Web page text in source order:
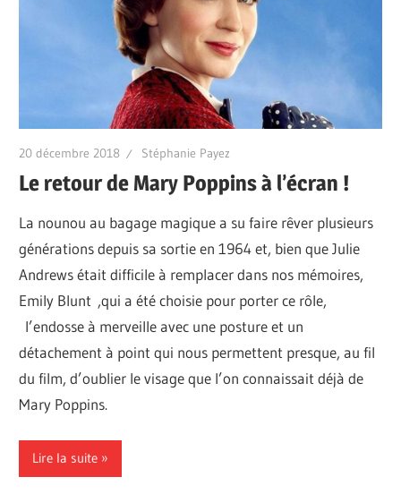
20 décembre 2018 Stéphanie Payez
Le retour de Mary Poppins à l’écran !
La nounou au bagage magique a su faire rêver plusieurs
générations depuis sa sortie en 1964 et, bien que Julie
Andrews était difficile à remplacer dans nos mémoires,
Emily Blunt ,qui a été choisie pour porter ce rôle,
l’endosse à merveille avec une posture et un
détachement à point qui nous permettent presque, au fil
du film, d’oublier le visage que l’on connaissait déjà de
Mary Poppins.
Lire la suite